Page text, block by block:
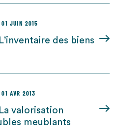
01 JUIN 2015
des biens
01 AVR 2013
valorisation
meublants